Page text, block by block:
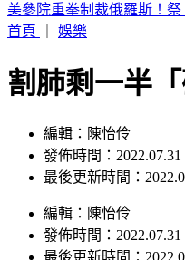
《夏日活動》花蓮FUN暑
首頁
娛樂
割肺剩一半
編輯：陳怡伶
發佈時間：2022.07.31
最後更新時間：
編輯 ： 陳怡伶
發佈時間： 2022.07.31
最後更新時間：